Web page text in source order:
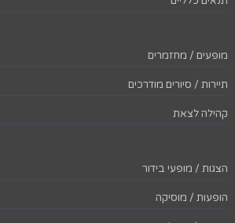
מופעים / מחזמרים
תיירות / סיורים מודרכים
קהילה לצאת
הצגות / מופעי בידור
הופעות / מוסיקה